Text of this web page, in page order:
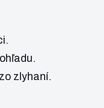
zlyhaní.